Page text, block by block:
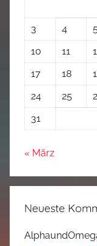
3
4
10
11
17
18
24
25
31
« März
Neueste